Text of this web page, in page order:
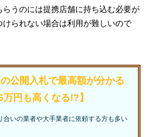
らうのには提携店舗に持ち込む必要が
けられない場合は利用が難しいので
公開入札で最高額が分かる
万円も高くなる!?】
合いの業者や大手業者に依頼する方も多い